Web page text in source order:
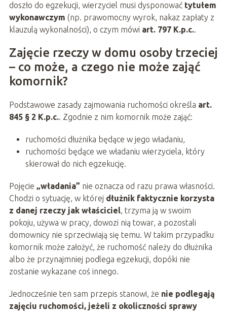
doszło do egzekucji, wierzyciel musi dysponować tytułem
wykonawczym (np. prawomocny wyrok, nakaz zapłaty z
klauzulą wykonalności), o czym mówi art. 797 K.p.c..
Zajęcie rzeczy w domu osoby trzeciej
– co może, a czego nie może zająć
komornik?
Podstawowe zasady zajmowania ruchomości określa art.
845 § 2 K.p.c.. Zgodnie z nim komornik może zająć:
ruchomości dłużnika będące w jego władaniu,
ruchomości będące we władaniu wierzyciela, który
skierował do nich egzekucję.
Pojęcie „władania” nie oznacza od razu prawa własności.
Chodzi o sytuację, w której dłużnik faktycznie korzysta
z danej rzeczy jak właściciel, trzyma ją w swoim
pokoju, używa w pracy, dowozi nią towar, a pozostali
domownicy nie sprzeciwiają się temu. W takim przypadku
komornik może założyć, że ruchomość należy do dłużnika
albo że przynajmniej podlega egzekucji, dopóki nie
zostanie wykazane coś innego.
Jednocześnie ten sam przepis stanowi, że nie podlegają
zajęciu ruchomości, jeżeli z okoliczności sprawy